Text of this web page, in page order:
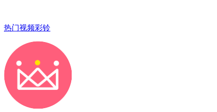
热门视频彩铃